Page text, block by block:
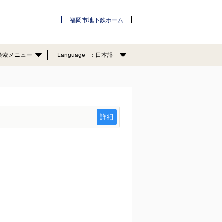
福岡市地下鉄ホーム
索メニュー Language 日本語
詳細